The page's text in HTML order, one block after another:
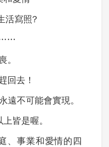
活寫照?
……
。
回去！
遠不可能會實現。
皆是喔。
、事業和愛情的四